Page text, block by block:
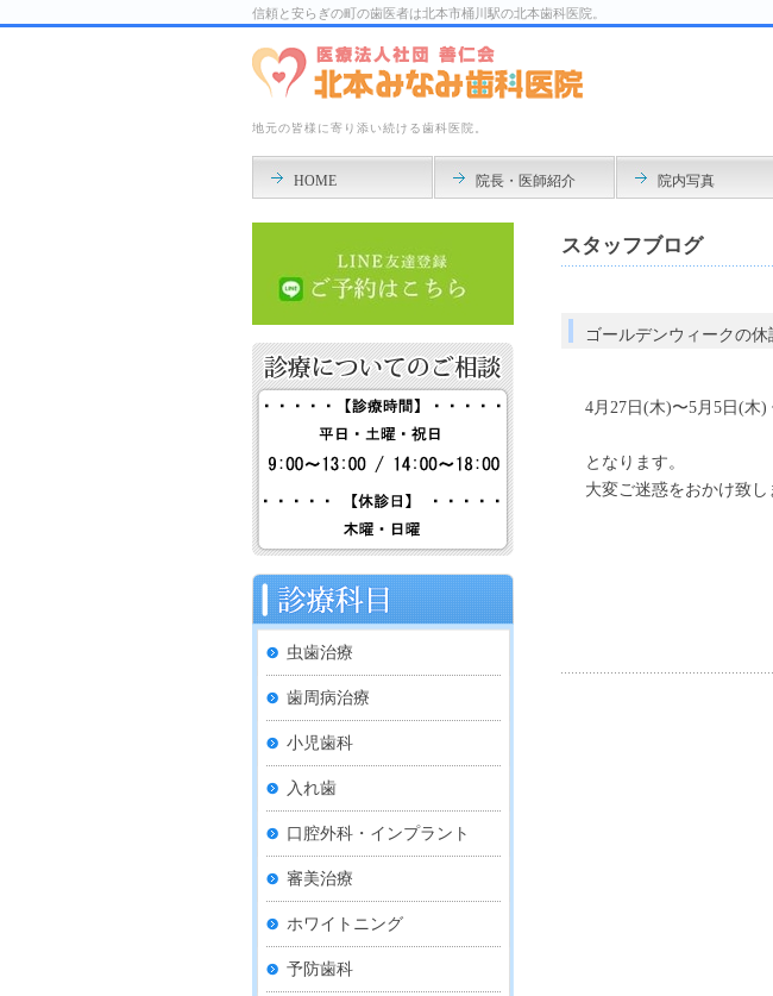
信頼と安らぎの町の歯医者は北本市桶川駅の北本歯科医院。
地元の皆様に寄り添い続ける歯科医院。
HOME 院長・医師紹介 院内写真
スタッフブログ
ゴールデンウィークの
4月27日(木)〜5月5日(木)
となります。
大変ご迷惑をおかけ致し
虫歯治療
歯周病治療
小児歯科
入れ歯
口腔外科・インプラント
審美治療
ホワイトニング
予防歯科